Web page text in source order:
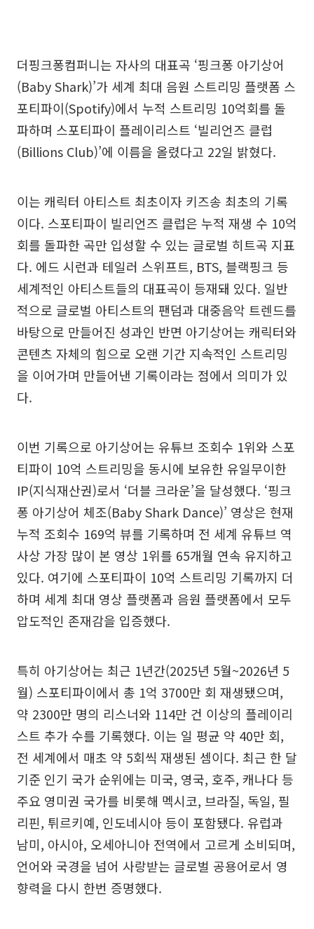
더핑크퐁컴퍼니는 자사의 대표곡 ‘핑크퐁 아기상어
(Baby Shark)’가 세계 최대 음원 스트리밍 플랫폼 스
포티파이(Spotify)에서 누적 스트리밍 10억회를 돌
파하며 스포티파이 플레이리스트 ‘빌리언즈 클럽
(Billions Club)’에 이름을 올렸다고 22일 밝혔다.
이는 캐릭터 아티스트 최초이자 키즈송 최초의 기록
이다. 스포티파이 빌리언즈 클럽은 누적 재생 수 10억
회를 돌파한 곡만 입성할 수 있는 글로벌 히트곡 지표
다. 에드 시런과 테일러 스위프트, BTS, 블랙핑크 등
세계적인 아티스트들의 대표곡이 등재돼 있다. 일반
적으로 글로벌 아티스트의 팬덤과 대중음악 트렌드를
바탕으로 만들어진 성과인 반면 아기상어는 캐릭터와
콘텐츠 자체의 힘으로 오랜 기간 지속적인 스트리밍
을 이어가며 만들어낸 기록이라는 점에서 의미가 있
다.
이번 기록으로 아기상어는 유튜브 조회수 1위와 스포
티파이 10억 스트리밍을 동시에 보유한 유일무이한
IP(지식재산권)로서 ‘더블 크라운’을 달성했다. ‘핑크
퐁 아기상어 체조(Baby Shark Dance)’ 영상은 현재
누적 조회수 169억 뷰를 기록하며 전 세계 유튜브 역
사상 가장 많이 본 영상 1위를 65개월 연속 유지하고
있다. 여기에 스포티파이 10억 스트리밍 기록까지 더
하며 세계 최대 영상 플랫폼과 음원 플랫폼에서 모두
압도적인 존재감을 입증했다.
특히 아기상어는 최근 1년간(2025년 5월~2026년 5
월) 스포티파이에서 총 1억 3700만 회 재생됐으며,
약 2300만 명의 리스너와 114만 건 이상의 플레이리
스트 추가 수를 기록했다. 이는 일 평균 약 40만 회,
전 세계에서 매초 약 5회씩 재생된 셈이다. 최근 한 달
기준 인기 국가 순위에는 미국, 영국, 호주, 캐나다 등
주요 영미권 국가를 비롯해 멕시코, 브라질, 독일, 필
리핀, 튀르키예, 인도네시아 등이 포함됐다. 유럽과
남미, 아시아, 오세아니아 전역에서 고르게 소비되며,
언어와 국경을 넘어 사랑받는 글로벌 공용어로서 영
향력을 다시 한번 증명했다.